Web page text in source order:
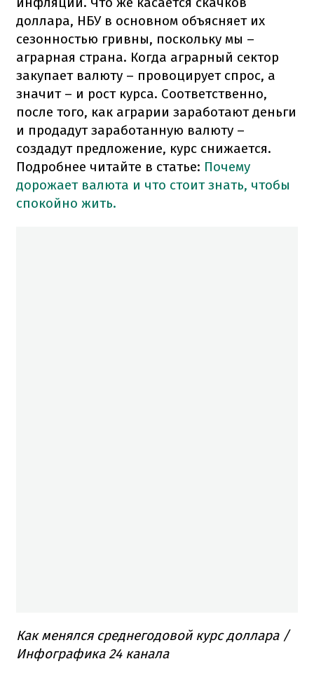
доллара, НБУ в основном объясняет их
сезонностью гривны, поскольку мы –
аграрная страна. Когда аграрный сектор
закупает валюту – провоцирует спрос, а
значит – и рост курса. Соответственно,
после того, как аграрии заработают деньги
и продадут заработанную валюту –
создадут предложение, курс снижается.
Подробнее читайте в статье: Почему
дорожает валюта и что стоит знать, чтобы
спокойно жить.
Как менялся среднегодовой курс доллара /
Инфографика 24 канала